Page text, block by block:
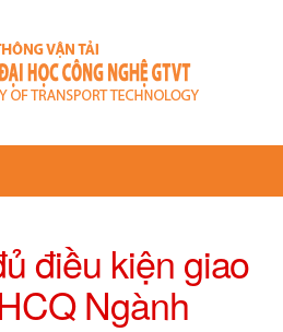
điều kiện giao
Ngành